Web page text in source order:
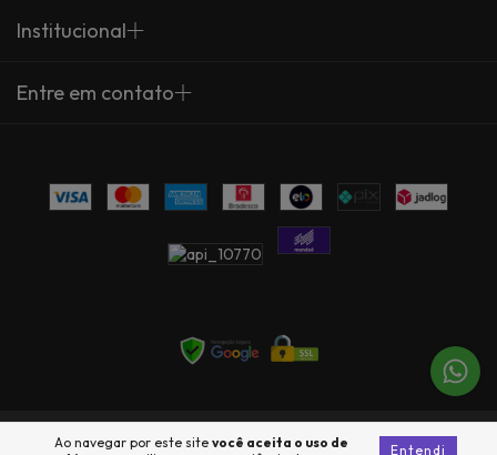
Ao navegar por este site você aceita o uso de
Entendi
Institucional
Entre em contato
Copyright Arte Própria - 23735360000137 - 2026. Todos os direitos